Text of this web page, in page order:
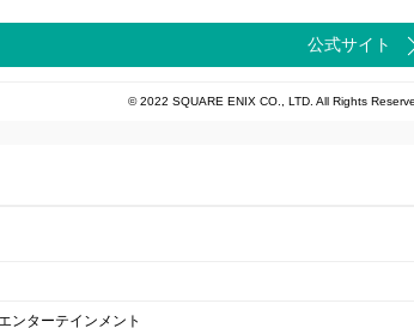
公式サイト
© 2022 SQUARE ENIX CO., LTD. All Rights
ンターテインメント